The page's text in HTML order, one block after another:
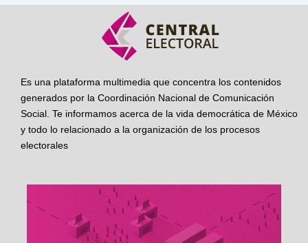
Es una plataforma multimedia que concentra los contenidos
generados por la Coordinación Nacional de Comunicación
Social. Te informamos acerca de la vida democrática de México
y todo lo relacionado a la organización de los procesos
electorales